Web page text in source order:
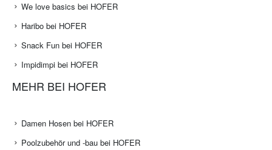
We love basics bei HOFER
Haribo bei HOFER
Snack Fun bei HOFER
Impidimpi bei HOFER
MEHR BEI HOFER
Damen Hosen bei HOFER
Poolzubehör und -bau bei HOFER